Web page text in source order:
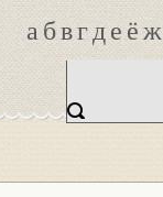
абвгдеёж